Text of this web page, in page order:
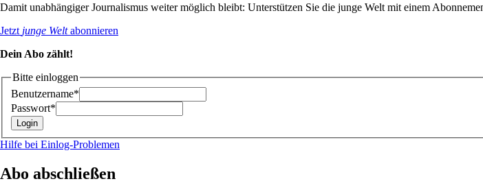
Damit unabhängiger Journalismus weiter möglich bleibt: Unterstützen Sie die junge Welt mit einem
Jetzt junge Weltabonnieren
Dein Abo zählt!
Bitte einloggen
Benutzername*
Passwort*
Hilfe bei Einlog-Problemen
Abo abschließen